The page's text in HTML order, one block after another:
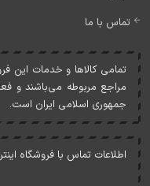
تماس با ما
تمامی کالاها و خدمات اين
مراجع مربوطه می‌باشند و
جمهوری اسلامی ايران است.
اطلاعات تماس با فروشگاه